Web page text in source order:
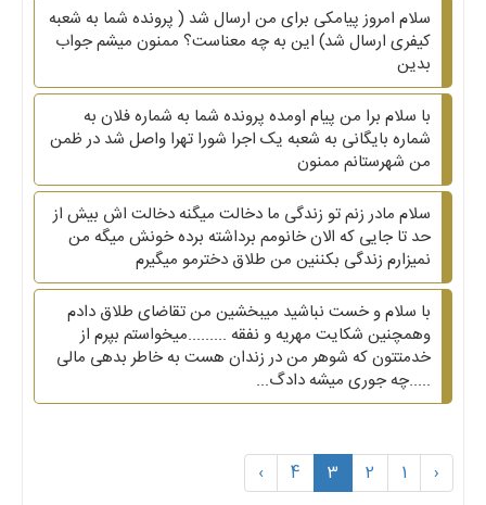
سلام امروز پیامکی برای من ارسال شد ( پرونده شما به شعبه
کیفری ارسال شد) این به چه معناست؟ ممنون میشم جواب
بدین
با سلام برا من پیام اومده پرونده شما به شماره فلان به
شماره بایگانی به شعبه یک اجرا شورا تهرا واصل شد در ظمن
من شهرستانم ممنون
سلام مادر زنم تو زندگی ما دخالت میگنه دخالت اش بیش از
حد تا جایی که الان خانومم برداشته برده خونش میگه من
نمیزارم زندگی بکننین من طلاق دخترمو میگیرم
با سلام و خست نباشید میبخشین من تقاضای طلاق دادم
وهمچنین شکایت مهریه و نفقه .........میخواستم بپرم از
خدمتتون که شوهر من در زندان هست به خاطر بدهی مالی
.....چه جوری میشه دادگ...
‹
1
2
3
4
›